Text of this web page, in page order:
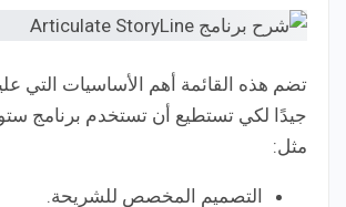
تضم هذه القائمة أهم الأساسيات التي
جيدًا لكي تستطيع أن تستخدم برنامج
مثل:
التصميم المخصص للشريحة.